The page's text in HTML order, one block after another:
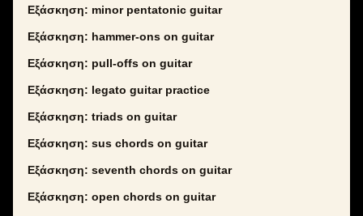
Εξάσκηση: minor pentatonic guitar
Εξάσκηση: hammer-ons on guitar
Εξάσκηση: pull-offs on guitar
Εξάσκηση: legato guitar practice
Εξάσκηση: triads on guitar
Εξάσκηση: sus chords on guitar
Εξάσκηση: seventh chords on guitar
Εξάσκηση: open chords on guitar